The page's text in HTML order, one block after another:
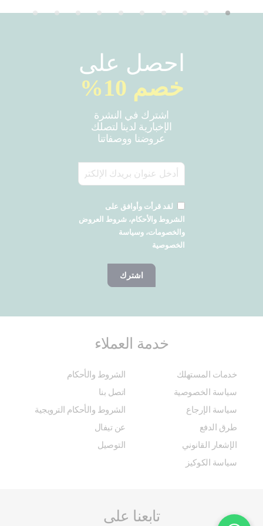
احصل على
خصم 10%
اشترك في النشرة
الإخبارية لدينا لتصلك
عروضنا ووصفاتنا
لقد قرأت وأوافق على
الشروط والأحكام، شروط العروض
والخصومات، وسياسة
الخصوصية
اشترك
خدمة العملاء
خدمات المستهلك
الشروط والأحكام
سياسة الخصوصية
اتصل بنا
سياسة الإرجاع
الشروط والأحكام الترويجية
طرق الدفع
عن تيفال
الإشعار القانوني
التوصيل
سياسة الكوكيز
تابعنا على